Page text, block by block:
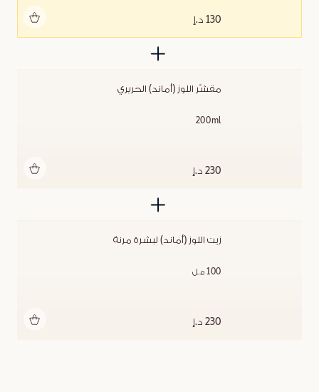
130 د.إ
مقشّر اللوز (أماند) الحريري
200ml
230 د.إ
زيت اللوز (أماند) لبشرة مرنة
100 مل
230 د.إ